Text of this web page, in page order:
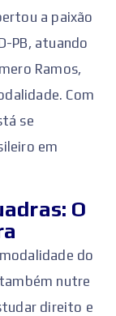
a paixão
PB, atuando
Ramos,
Com
se
em
O
do
nutre
direito e